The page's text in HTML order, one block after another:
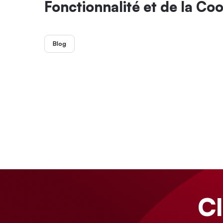
Fonctionnalité et de la
Blog